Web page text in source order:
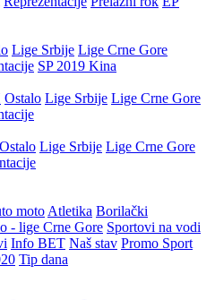
Lige Srbije Lige Crne Gore
SP 2019 Kina
Ostalo Lige Srbije Lige Crne Gore
Ostalo Lige Srbije Lige Crne Gore
moto Atletika Borilački
- lige Crne Gore Sportovi na vodi
Info BET Naš stav Promo Sport
Tip dana